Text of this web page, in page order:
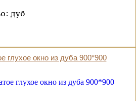
дуб
глухое окно из дуба 900*900